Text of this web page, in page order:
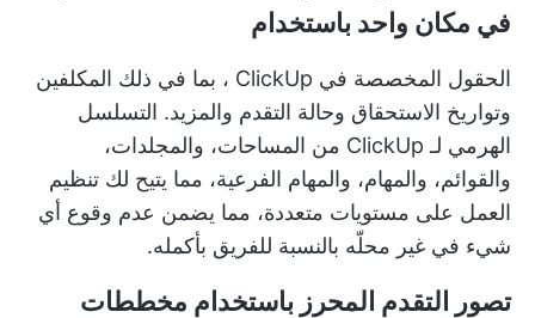
في مكان واحد باستخدام
الحقول المخصصة في ClickUp
، بما في ذلك المكلفين
وتواريخ الاستحقاق وحالة التقدم والمزيد. التسلسل
الهرمي لـ ClickUp
من المساحات، والمجلدات،
والقوائم، والمهام، والمهام الفرعية، مما يتيح لك تنظيم
العمل على مستويات متعددة، مما يضمن عدم وقوع أي
شيء في غير محلّه بالنسبة للفريق بأكمله.
تصور التقدم المحرز باستخدام مخططات